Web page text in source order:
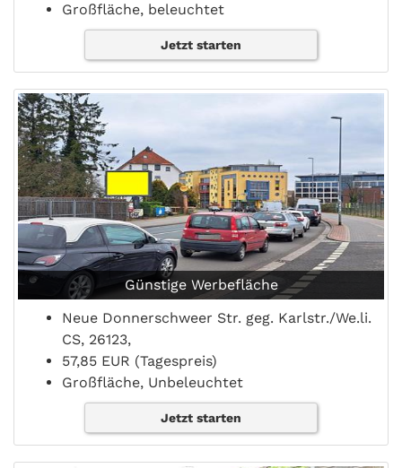
Großfläche, beleuchtet
Jetzt starten
Günstige Werbefläche
Neue Donnerschweer Str. geg. Karlstr./We.li.
CS, 26123,
57,85 EUR (Tagespreis)
Großfläche, Unbeleuchtet
Jetzt starten